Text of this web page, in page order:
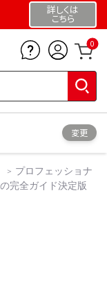
詳しくは
こちら
0
変更
プロフェッショナ
完全ガイド決定版